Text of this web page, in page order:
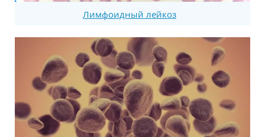
Лимфоидный лейкоз